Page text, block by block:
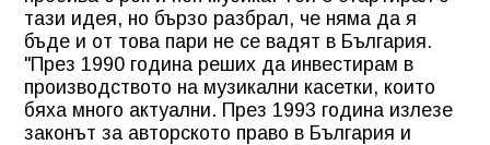
тази идея, но бързо разбрал, че няма да я
бъде и от това пари не се вадят в България.
"През 1990 година реших да инвестирам в
производството на музикални касетки, които
бяха много актуални. През 1993 година излезе
законът за авторското право в България и